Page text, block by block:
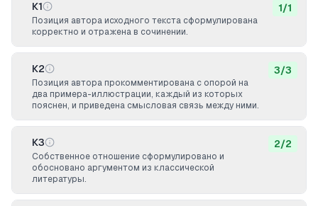
К1
Позиция автора исходного текста сформулирована
корректно и отражена в сочинении.
1/1
К2
Позиция автора прокомментирована с опорой на
два примера-иллюстрации, каждый из которых
пояснен, и приведена смысловая связь между ними.
3/3
К3
Собственное отношение сформулировано и
обосновано аргументом из классической
литературы.
2/2